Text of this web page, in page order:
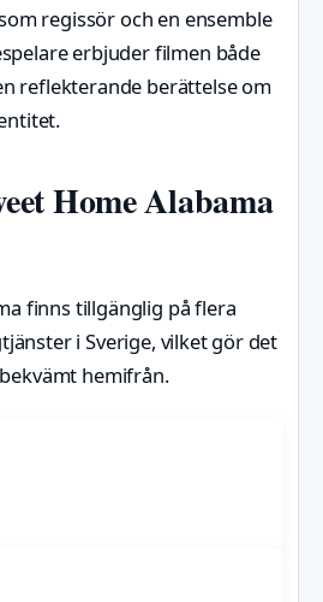
regissör och en ensemble
erbjuder filmen både
reflekterande berättelse om
Home Alabama
finns tillgänglig på flera
i Sverige, vilket gör det
hemifrån.